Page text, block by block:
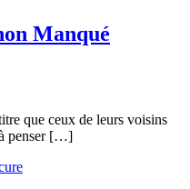
Manqué
que ceux de leurs voisins
penser […]